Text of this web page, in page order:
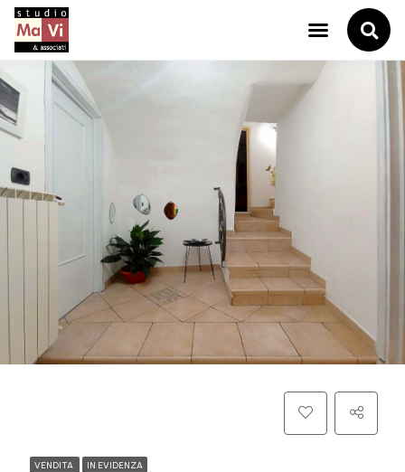
VENDITA IN EVIDENZA